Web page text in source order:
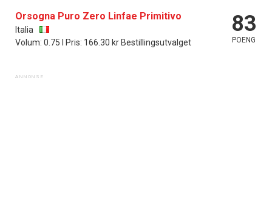
Orsogna Puro Zero Linfae Primitivo
Italia
Volum: 0.75 l Pris: 166.30 kr Bestillingsutvalget
83
POENG